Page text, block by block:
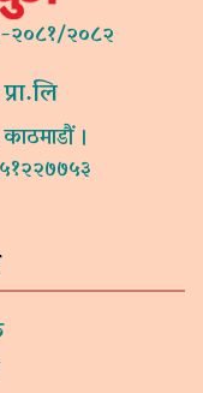
२०८१/२०८२
।